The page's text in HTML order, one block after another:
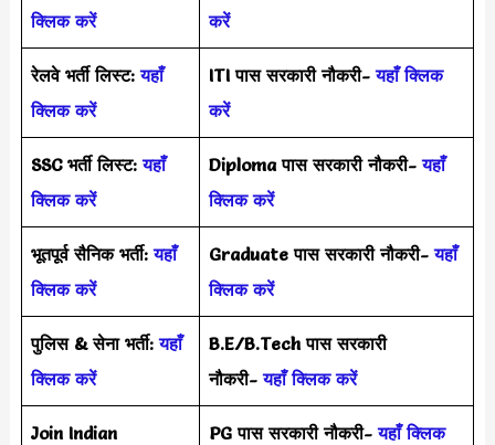
क्लिक करें
करें
रेलवे भर्ती लिस्ट: यहाँ
क्लिक करें
ITI पास सरकारी नौकरी- यहाँ क्लिक
करें
SSC भर्ती लिस्ट: यहाँ
क्लिक करें
Diploma पास सरकारी नौकरी- यहाँ
क्लिक करें
भूतपूर्व सैनिक भर्ती: यहाँ
क्लिक करें
Graduate पास सरकारी नौकरी- यहाँ
क्लिक करें
पुलिस & सेना भर्ती: यहाँ
क्लिक करें
B.E/B.Tech पास सरकारी
नौकरी- यहाँ क्लिक करें
Join Indian
PG पास सरकारी नौकरी- यहाँ क्लिक